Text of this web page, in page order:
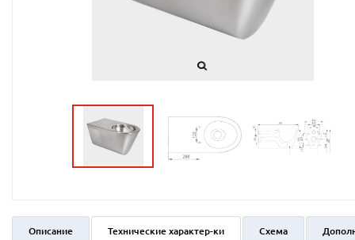
Описание Технические характер-ки Схема